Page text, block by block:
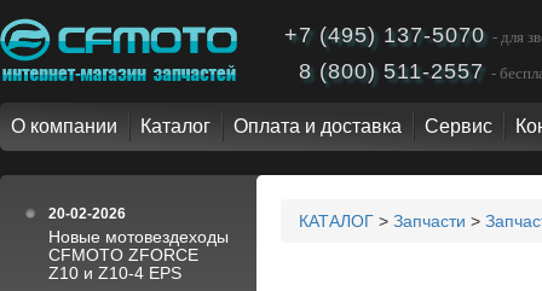
+7 (495) 137-5070 - для
8 (800) 511-2557 -
О компании Каталог Оплата и доставка Сервис
20-02-2026
Новые мотовездеходы
CFMOTO ZFORCE
Z10 и Z10-4 EPS
КАТАЛОГ > Запчасти >